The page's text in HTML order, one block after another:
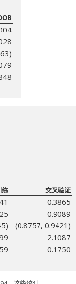
练 交叉验证
0.3865
0.9089
(0.8757, 0.9421)
2.1087
0.1750